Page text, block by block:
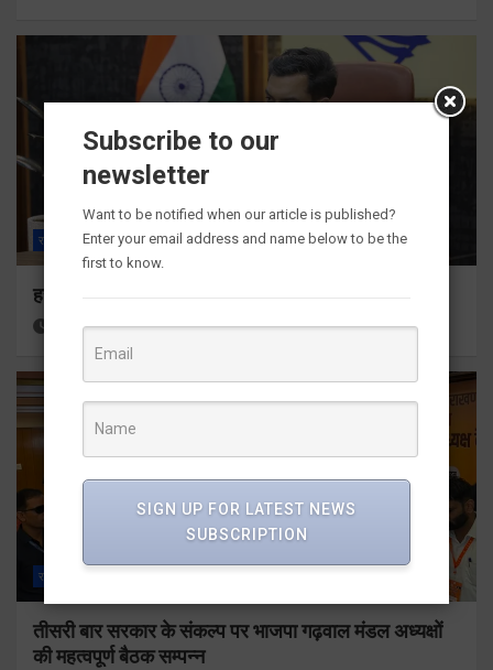
राज्य ALL देहरादून
हर घर तिरंगा अभियान को जन-जन तक पहुंचाने की तैयारी
4 hours ago Viri Gairola
राज्य
तीसरी बार सरकार के संकल्प पर भाजपा गढ़वाल मंडल अध्यक्षों
की महत्वपूर्ण बैठक सम्पन्न
Subscribe to our
newsletter
Want to be notified when our article is published?
Enter your email address and name below to be the
first to know.
SIGN UP FOR LATEST NEWS
SUBSCRIPTION